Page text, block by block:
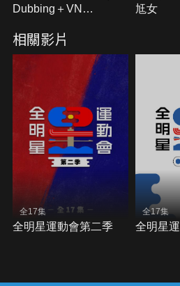
Dubbing＋VN
尪女
相關影片
全17集
全明星運動會第二季
全17集
全明星